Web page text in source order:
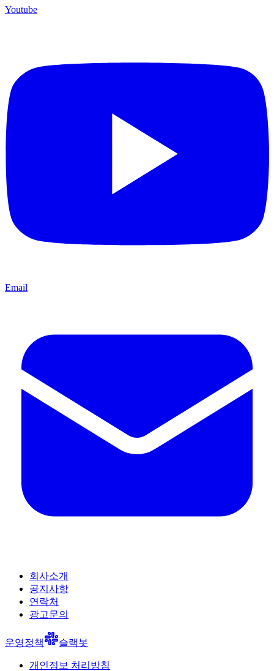
Youtube
Email
회사소개
공지사항
연락처
광고문의
운영정책 슬랙봇
개인정보 처리방침